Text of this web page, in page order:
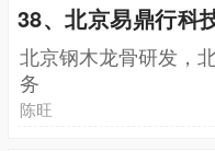
38、北京易鼎行科
北京钢木龙骨研发，
务
陈旺